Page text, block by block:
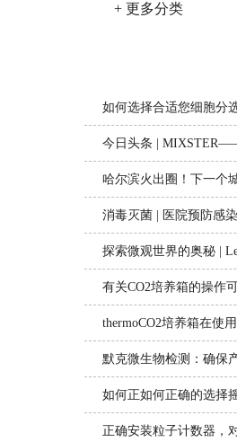
+ 更多分类
哈尔滨火出圈！下一个
如何正如何正确的选择